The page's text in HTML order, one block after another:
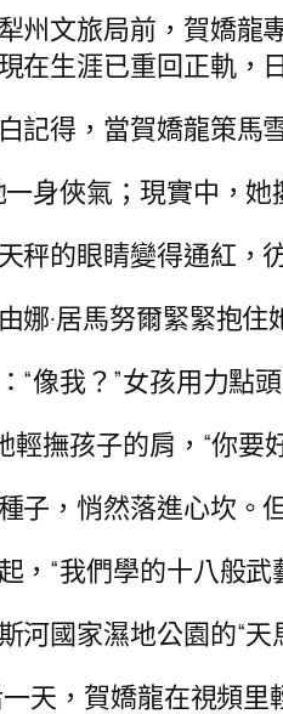
州文旅局前，賀嬌龍
在生涯已重回正軌，
記得，當賀嬌龍策馬
一身俠氣；現實中，
秤的眼睛變得通紅，
娜·居馬努爾緊緊抱
“像我？”女孩用力點
輕撫孩子的肩，“你
子，悄然落進心坎。
，“我們學的十八般
河國家濕地公園的“
天，賀嬌龍在視頻